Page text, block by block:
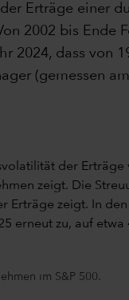
Erträge einer
2002 bis Ende
2024, dass von
(gemessen
im S&P 500.